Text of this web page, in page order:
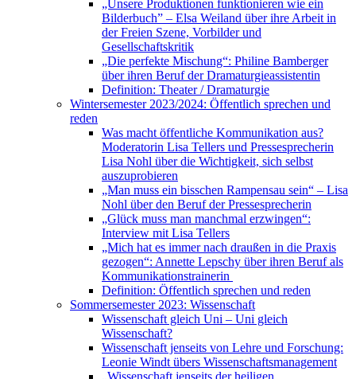
„Unsere Produktionen funktionieren wie ein
Bilderbuch” – Elsa Weiland über ihre Arbeit in
der Freien Szene, Vorbilder und
Gesellschaftskritik
„Die perfekte Mischung“: Philine Bamberger
über ihren Beruf der Dramaturgieassistentin
Definition: Theater / Dramaturgie
Wintersemester 2023/2024: Öffentlich sprechen und
reden
Was macht öffentliche Kommunikation aus?
Moderatorin Lisa Tellers und Pressesprecherin
Lisa Nohl über die Wichtigkeit, sich selbst
auszuprobieren
„Man muss ein bisschen Rampensau sein“ – Lisa
Nohl über den Beruf der Pressesprecherin
„Glück muss man manchmal erzwingen“:
Interview mit Lisa Tellers
„Mich hat es immer nach draußen in die Praxis
gezogen“: Annette Lepschy über ihren Beruf als
Kommunikationstrainerin
Definition: Öffentlich sprechen und reden
Sommersemester 2023: Wissenschaft
Wissenschaft gleich Uni – Uni gleich
Wissenschaft?
Wissenschaft jenseits von Lehre und Forschung:
Leonie Windt übers Wissenschaftsmanagement
„Wissenschaft jenseits der heiligen